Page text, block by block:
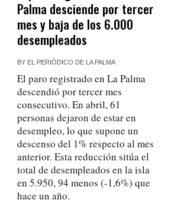
Palma desciende por tercer
mes y baja de los 6.000
desempleados
BY EL PERIÓDICO DE LA PALMA
El paro registrado en La Palma
descendió por tercer mes
consecutivo. En abril, 61
personas dejaron de estar en
desempleo, lo que supone un
descenso del 1% respecto al mes
anterior. Esta reducción sitúa el
total de desempleados en la isla
en 5.950, 94 menos (-1,6%) que
hace un año.